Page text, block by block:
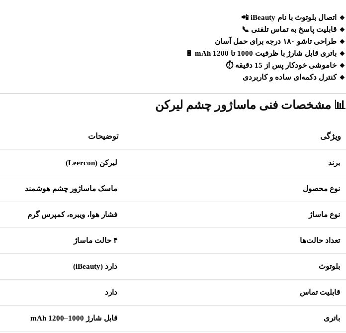
🔹 اتصال بلوتوث با نام iBeauty
📲
🔹 قابلیت پاسخ به تماس تلفنی 📞
🔹 طراحی تاشو ۱۸۰ درجه برای حمل آسان
🔹 باتری قابل شارژ با ظرفیت 1000 تا 1200 mAh 🔋
🔹 خاموشی خودکار پس از 15 دقیقه ⏱️
🔹 کنترل دکمه‌ای ساده و کاربردی
📊 مشخصات فنی ماساژور چشم لیرکن
ویژگی توضیحات
برند لیرکن (Leercon)
نوع محصول ماسک ماساژور چشم هوشمند
نوع ماساژ فشار هوا، ویبره، کمپرس گرم
تعداد حالت‌ها ۴ حالت ماساژ
بلوتوث دارد (iBeauty)
قابلیت تماس دارد
باتری قابل شارژ 1000–1200 mAh